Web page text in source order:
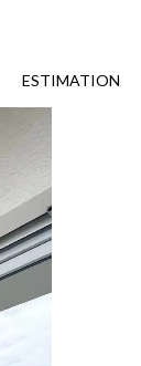
ESTIMATION